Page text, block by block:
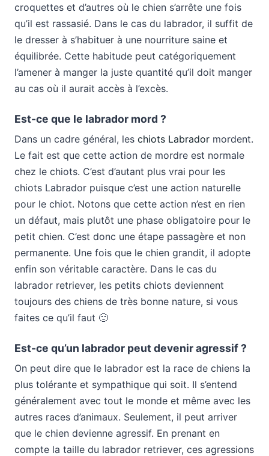
croquettes et d’autres où le chien s’arrête une fois
qu’il est rassasié. Dans le cas du labrador, il suffit de
le dresser à s’habituer à une nourriture saine et
équilibrée. Cette habitude peut catégoriquement
l’amener à manger la juste quantité qu’il doit manger
au cas où il aurait accès à l’excès.
Est-ce que le labrador mord ?
Dans un cadre général, les chiots Labrador mordent.
Le fait est que cette action de mordre est normale
chez le chiots. C’est d’autant plus vrai pour les
chiots Labrador puisque c’est une action naturelle
pour le chiot. Notons que cette action n’est en rien
un défaut, mais plutôt une phase obligatoire pour le
petit chien. C’est donc une étape passagère et non
permanente. Une fois que le chien grandit, il adopte
enfin son véritable caractère. Dans le cas du
labrador retriever, les petits chiots deviennent
toujours des chiens de très bonne nature, si vous
faites ce qu’il faut 🙂
Est-ce qu’un labrador peut devenir agressif ?
On peut dire que le labrador est la race de chiens la
plus tolérante et sympathique qui soit. Il s’entend
généralement avec tout le monde et même avec les
autres races d’animaux. Seulement, il peut arriver
que le chien devienne agressif. En prenant en
compte la taille du labrador retriever, ces agressions